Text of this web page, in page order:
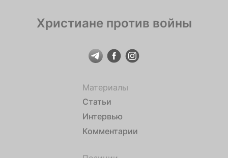
Христиане против войны
Материалы
Статьи
Интервью
Комментарии